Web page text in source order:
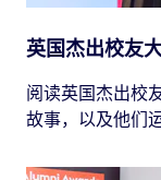
英国杰出校友
阅读英国杰出校
故事，以及他们